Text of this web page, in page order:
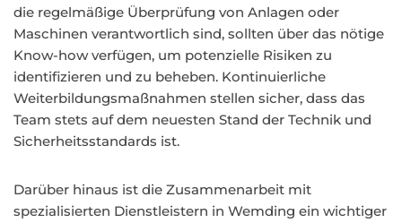
die regelmäßige Überprüfung von Anlagen oder
Maschinen verantwortlich sind, sollten über das nötige
Know-how verfügen, um potenzielle Risiken zu
identifizieren und zu beheben. Kontinuierliche
Weiterbildungsmaßnahmen stellen sicher, dass das
Team stets auf dem neuesten Stand der Technik und
Sicherheitsstandards ist.
Darüber hinaus ist die Zusammenarbeit mit
spezialisierten Dienstleistern in Wemding ein wichtiger